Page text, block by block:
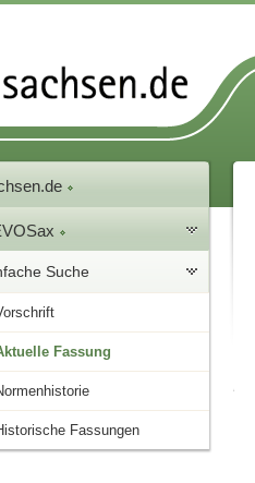
Suche
Fassung
Fassungen